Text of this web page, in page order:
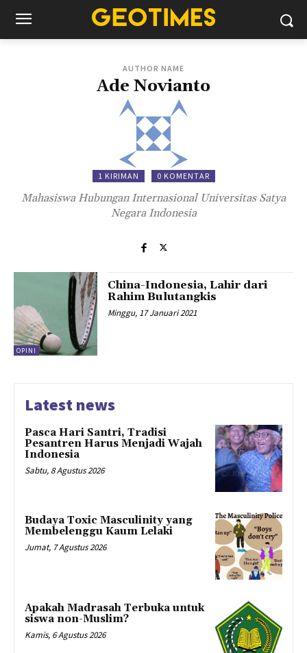
AUTHOR NAME
Ade Novianto
1 KIRIMAN 0 KOMENTAR
Mahasiswa Hubungan Internasional Universitas Satya
Negara Indonesia
OPINI
China-Indonesia, Lahir dari
Rahim Bulutangkis
Minggu, 17 Januari 2021
Latest news
Pasca Hari Santri, Tradisi
Pesantren Harus Menjadi Wajah
Indonesia
Sabtu, 8 Agustus 2026
Budaya Toxic Masculinity yang
Membelenggu Kaum Lelaki
Jumat, 7 Agustus 2026
Apakah Madrasah Terbuka untuk
siswa non-Muslim?
Kamis, 6 Agustus 2026